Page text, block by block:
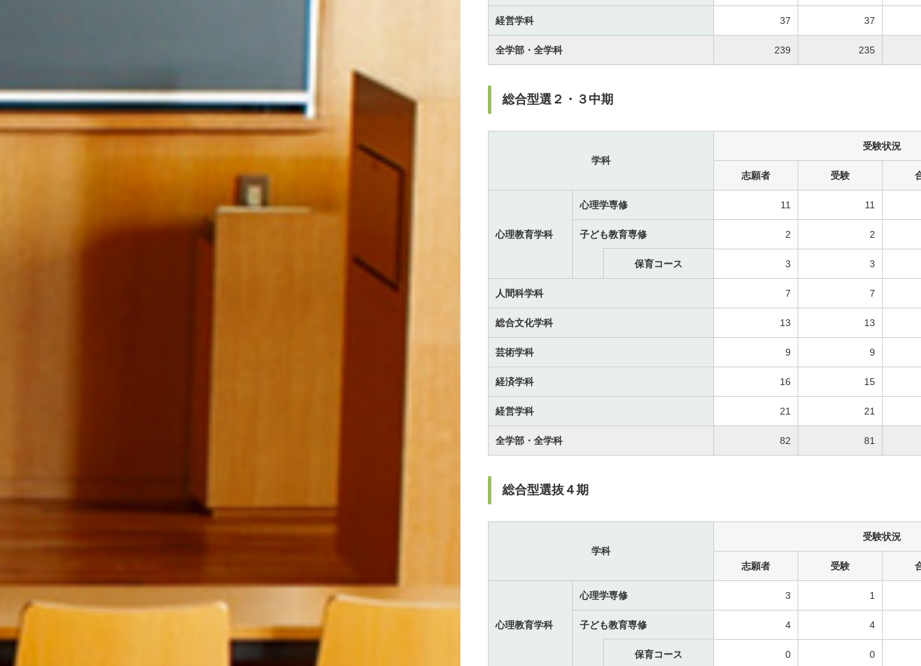
経営学科 37 37
全学部・全学科 239 235
総合型選２・３中期
学科
受験状況
志願者 受験
心理教育学科
心理学専修 11 11
子ども教育専修 2 2
保育コース 3 3
人間科学科 7 7
総合文化学科 13 13
芸術学科 9 9
経済学科 16 15
経営学科 21 21
全学部・全学科 82 81
総合型選抜４期
学科
受験状況
志願者 受験
心理教育学科
心理学専修 3 1
子ども教育専修 4 4
保育コース 0 0